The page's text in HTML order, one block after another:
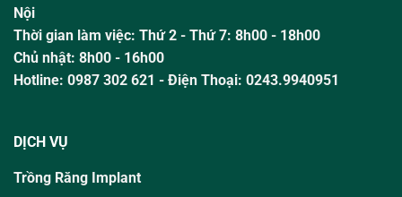
Nội
Thời gian làm việc: Thứ 2 - Thứ 7: 8h00 - 18h00
Chủ nhật: 8h00 - 16h00
Hotline: 0987 302 621 - Điện Thoại: 0243.9940951
DỊCH VỤ
Trồng Răng Implant